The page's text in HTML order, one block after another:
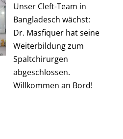
Unser Cleft-Team in
Bangladesch wächst:
Dr. Masfiquer hat seine
Weiterbildung zum
Spaltchirurgen
abgeschlossen.
Willkommen an Bord!